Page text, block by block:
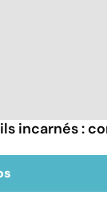
incarnés :